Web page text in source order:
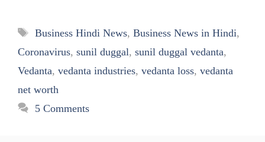
Tags
Business Hindi News, Business News in Hindi,
Coronavirus, sunil duggal, sunil duggal vedanta,
Vedanta, vedanta industries, vedanta loss, vedanta
net worth
5 Comments